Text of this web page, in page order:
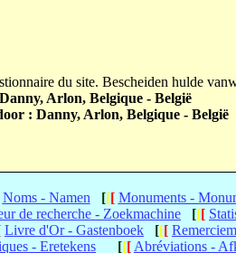
du site. Bescheiden hulde
Arlon, Belgique - België
: Danny, Arlon, Belgique - België
Noms - Namen [[[ Monuments -
de recherche - Zoekmachine [[[
Livre d'Or - Gastenboek [[[
- Eretekens [[[ Abréviations -